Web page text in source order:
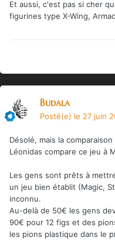
Et aussi, c'est pas si cher
figurines type X-Wing,
Budala
Posté(e) le 27 juin
Désolé, mais la
Léonidas compare ce jeu à
Les gens sont prêts à
un jeu bien établit (Magic,
inconnu.
Au-delà de 50€ les gens
90€ pour 12 figs et des
les pions plastique dans le